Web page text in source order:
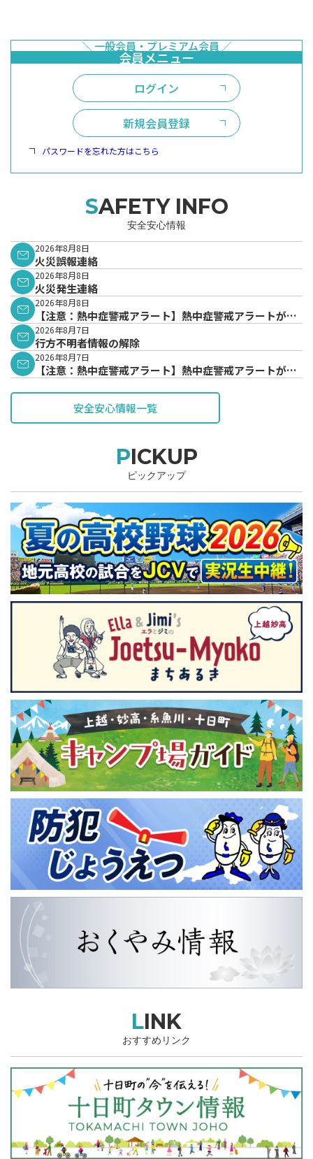
ログイン
新規会員登録
パスワードを忘れた方はこちら
SAFETY INFO
安全安心情報
2026年8月8日
火災誤報連絡
2026年8月8日
火災発生連絡
2026年8月8日
【注意：熱中症警戒アラート】熱中症警戒アラートが発
表されています。
2026年8月7日
行方不明者情報の解除
2026年8月7日
【注意：熱中症警戒アラート】熱中症警戒アラートが発
安全安心情報一覧
PICKUP
ピックアップ
LINK
おすすめリンク